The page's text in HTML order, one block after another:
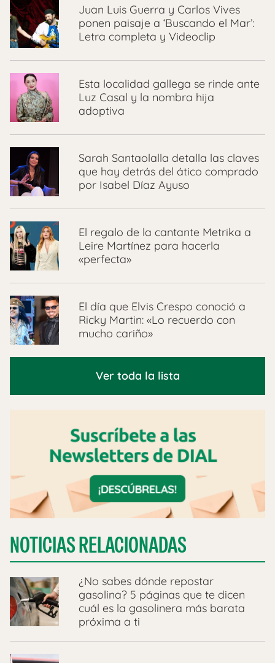
Juan Luis Guerra y Carlos Vives
ponen paisaje a ‘Buscando el Mar’:
Letra completa y Videoclip
Esta localidad gallega se rinde ante
Luz Casal y la nombra hija
adoptiva
Sarah Santaolalla detalla las claves
que hay detrás del ático comprado
por Isabel Díaz Ayuso
El regalo de la cantante Metrika a
Leire Martínez para hacerla
«perfecta»
El día que Elvis Crespo conoció a
Ricky Martin: «Lo recuerdo con
mucho cariño»
Ver toda la lista
NOTICIAS RELACIONADAS
¿No sabes dónde repostar
gasolina? 5 páginas que te dicen
cuál es la gasolinera más barata
próxima a ti